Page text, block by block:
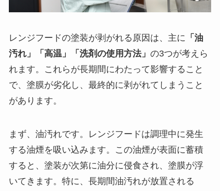
レンジフードの塗装が剥がれる原因は、主に 「油
汚れ」「高温」「洗剤の使用方法」 の3つが考えら
れます。これらが長期間にわたって影響すること
で、塗膜が劣化し、最終的に剥がれてしまうこと
があります。
まず、油汚れです。レンジフードは調理中に発生
する油煙を吸い込みます。この油煙が表面に蓄積
すると、塗装が次第に油分に侵食され、塗膜が浮
いてきます。特に、長期間油汚れが放置される